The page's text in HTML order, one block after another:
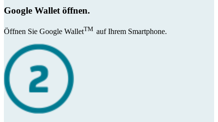
Google Wallet öffnen.
Öffnen Sie Google WalletTM auf Ihrem Smartphone.